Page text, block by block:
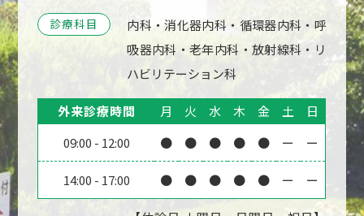
診療科目
内科・消化器内科・循環器内科・呼
吸器内科・老年内科・放射線科・リ
ハビリテーション科
外来診療時間 月 火 水 木 金 土
日
09:00 - 12:00 ● ● ● ● ● ー ー
14:00 - 17:00 ● ● ● ● ● ー ー